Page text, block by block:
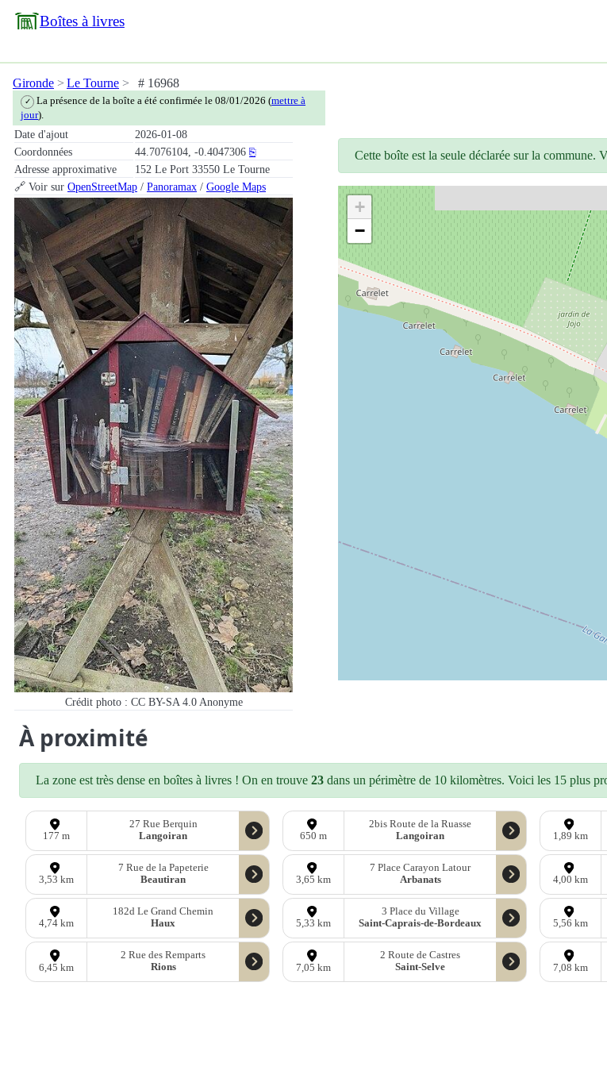
Boîtes à livres
Gironde Le Tourne # 16968
✓ La présence de la boîte a été confirmée le 08/01/2026 (mettre à
jour).
Date d'ajout
2026-01-08
Coordonnées
44.7076104, -0.4047306 ⎘
Adresse approximative
152 Le Port 33550 Le Tourne
🔗 Voir sur OpenStreetMap / Panoramax / Google Maps
Crédit photo : CC BY-SA 4.0 Anonyme
Cette boîte est la seule déclarée sur la commune.
+
−
À proximité
La zone est très dense en boîtes à livres ! On en trouve 23 dans un périmètre de 10 kilomètres. Voici les 15 plus
177 m
27 Rue Berquin
Langoiran
650 m
2bis Route de la Ruasse
Langoiran
1,89 km
3,53 km
7 Rue de la Papeterie
Beautiran
3,65 km
7 Place Carayon Latour
Arbanats
4,00 km
4,74 km
182d Le Grand Chemin
Haux
5,33 km
3 Place du Village
Saint-Caprais-de-Bordeaux
5,56 km
6,45 km
2 Rue des Remparts
Rions
7,05 km
2 Route de Castres
Saint-Selve
7,08 km